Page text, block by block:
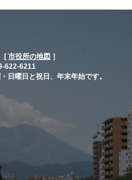
[ 市役所の地図 ］
622-6211
日曜日と祝日、年末年始です。